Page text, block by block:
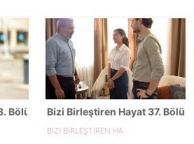
Bölüm Fotoğrafları
Bizi Birleştiren Hayat 37.